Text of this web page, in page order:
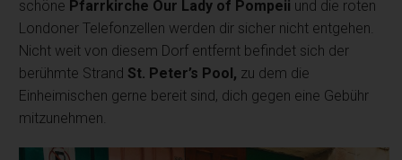
schöne Pfarrkirche Our Lady of Pompeii und die roten
Londoner Telefonzellen werden dir sicher nicht entgehen.
Nicht weit von diesem Dorf entfernt befindet sich der
berühmte Strand St. Peter’s Pool, zu dem die
Einheimischen gerne bereit sind, dich gegen eine Gebühr
mitzunehmen.